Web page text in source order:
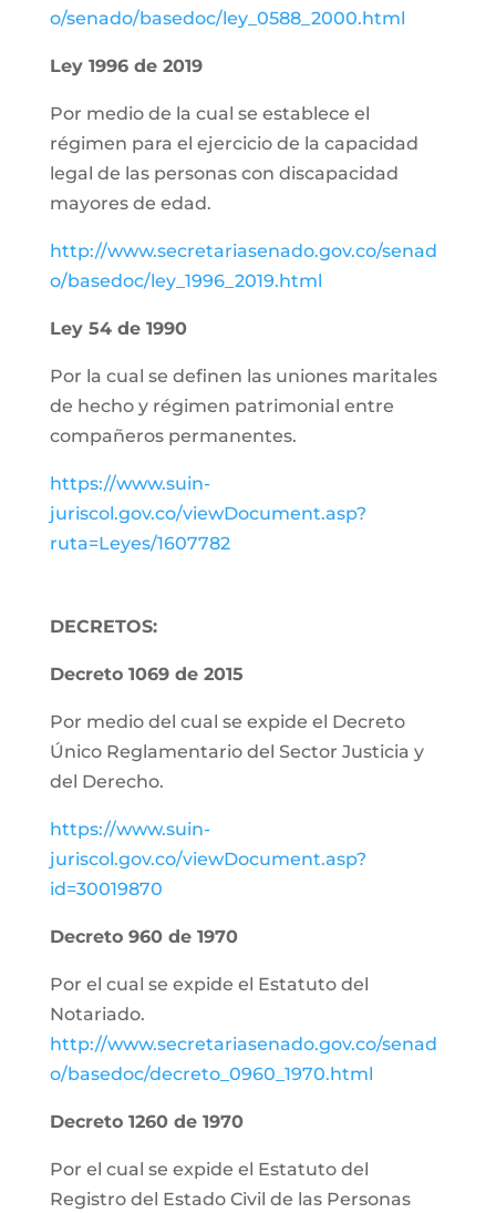
o/senado/basedoc/ley_0588_2000.html
Ley 1996 de 2019
Por medio de la cual se establece el
régimen para el ejercicio de la capacidad
legal de las personas con discapacidad
mayores de edad.
http://www.secretariasenado.gov.co/senad
o/basedoc/ley_1996_2019.html
Ley 54 de 1990
Por la cual se definen las uniones maritales
de hecho y régimen patrimonial entre
compañeros permanentes.
https://www.suin-
juriscol.gov.co/viewDocument.asp?
ruta=Leyes/1607782
DECRETOS:
Decreto 1069 de 2015
Por medio del cual se expide el Decreto
Único Reglamentario del Sector Justicia y
del Derecho.
https://www.suin-
juriscol.gov.co/viewDocument.asp?
id=30019870
Decreto 960 de 1970
Por el cual se expide el Estatuto del
Notariado.
http://www.secretariasenado.gov.co/senad
o/basedoc/decreto_0960_1970.html
Decreto 1260 de 1970
Por el cual se expide el Estatuto del
Registro del Estado Civil de las Personas